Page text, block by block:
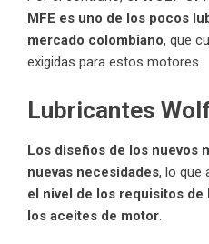
MFE es uno de los pocos
mercado colombiano, que
exigidas para estos motores.
Lubricantes
Los diseños de los nuevos
nuevas necesidades, lo que
el nivel de los requisitos
los aceites de motor.